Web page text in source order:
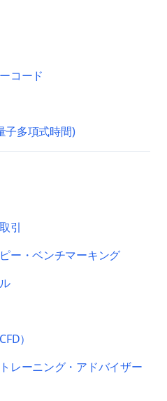
コード
子多項式時間)
引
ー・ベンチマーキング
）
レーニング・アドバイザー